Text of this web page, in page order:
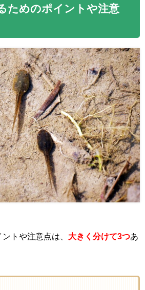
ためのポイントや注意
トや注意点は、 大きく分けて3つあ